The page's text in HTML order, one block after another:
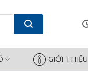
GIỚI THIỆU